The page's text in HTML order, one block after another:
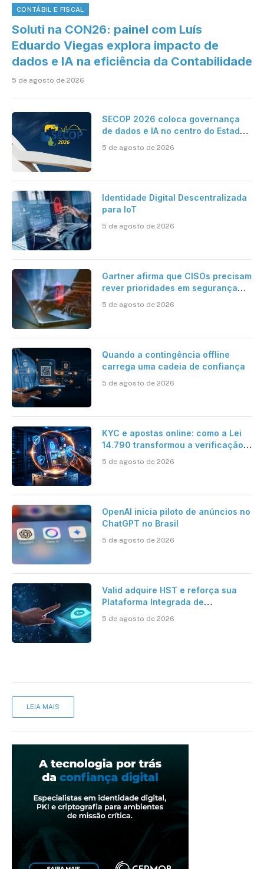
CONTÁBIL E FISCAL
Soluti na CON26: painel com Luís
Eduardo Viegas explora impacto de
dados e IA na eficiência da Contabilidade
5 de agosto de 2026
SECOP 2026 coloca governança
de dados e IA no centro do Estado
5 de agosto de 2026
Identidade Digital Descentralizada
para IoT
5 de agosto de 2026
Gartner afirma que CISOs precisam
rever prioridades em segurança
desafios impostos pela Inteligência
5 de agosto de 2026
Quando a contingência offline
carrega uma cadeia de confiança
5 de agosto de 2026
KYC e apostas online: como a Lei
14.790 transformou a verificação
brasileiro
5 de agosto de 2026
OpenAI inicia piloto de anúncios no
ChatGPT no Brasil
5 de agosto de 2026
Valid adquire HST e reforça sua
Plataforma Integrada de
5 de agosto de 2026
LEIA MAIS